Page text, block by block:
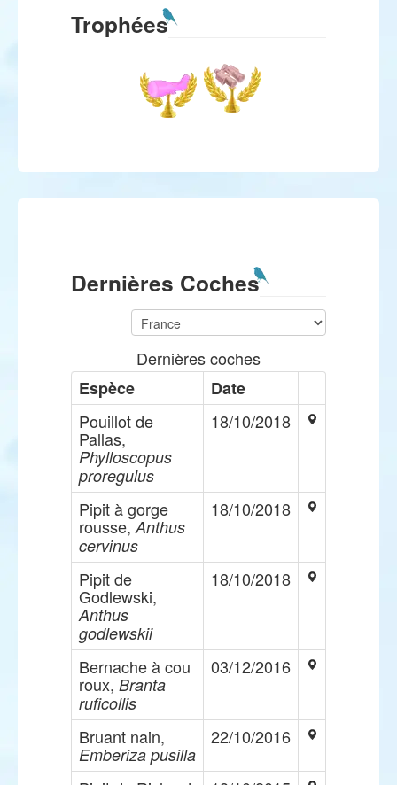
Trophées
Dernières Coches
Dernières coches
Espèce
Date
Pouillot de
Pallas,
Phylloscopus
proregulus
18/10/2018
Pipit à gorge
rousse,Anthus
cervinus
18/10/2018
Pipit de
Godlewski,
Anthus
godlewskii
18/10/2018
Bernache à cou
roux, Branta
ruficollis
03/12/2016
Bruant nain,
Emberiza pusilla
22/10/2016